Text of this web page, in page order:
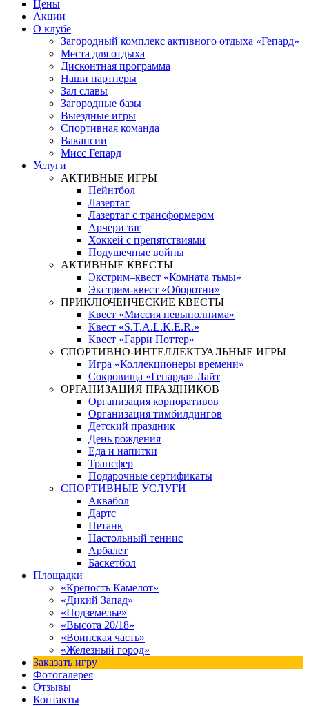
Цены
Акции
О клубе
Загородный комплекс активного отдыха «Гепард»
Места для отдыха
Дисконтная программа
Наши партнеры
Зал славы
Загородные базы
Выездные игры
Спортивная команда
Вакансии
Мисс Гепард
Услуги
АКТИВНЫЕ ИГРЫ
Пейнтбол
Лазертаг
Лазертаг с трансформером
Арчери таг
Хоккей с препятствиями
Подушечные войны
АКТИВНЫЕ КВЕСТЫ
Экстрим–квест «Комната тьмы»
Экстрим-квест «Оборотни»
ПРИКЛЮЧЕНЧЕСКИЕ КВЕСТЫ
Квест «Миссия невыполнима»
Квест «S.T.A.L.K.E.R.»
Квест «Гарри Поттер»
СПОРТИВНО-ИНТЕЛЛЕКТУАЛЬНЫЕ ИГРЫ
Игра «Коллекционеры времени»
Сокровища «Гепарда» Лайт
ОРГАНИЗАЦИЯ ПРАЗДНИКОВ
Организация корпоративов
Организация тимбилдингов
Детский праздник
День рождения
Еда и напитки
Трансфер
Подарочные сертификаты
СПОРТИВНЫЕ УСЛУГИ
Аквабол
Дартс
Петанк
Настольный теннис
Арбалет
Баскетбол
Площадки
«Крепость Камелот»
«Дикий Запад»
«Подземелье»
«Высота 20/18»
«Воинская часть»
«Железный город»
Заказать игру
Фотогалерея
Отзывы
Контакты